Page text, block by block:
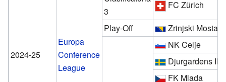
2024-25
Europa
Conference
League
3
FC Zürich
Play-Off
Zrinjski Mostar
NK Celje
Djurgardens IF
FK Mlada